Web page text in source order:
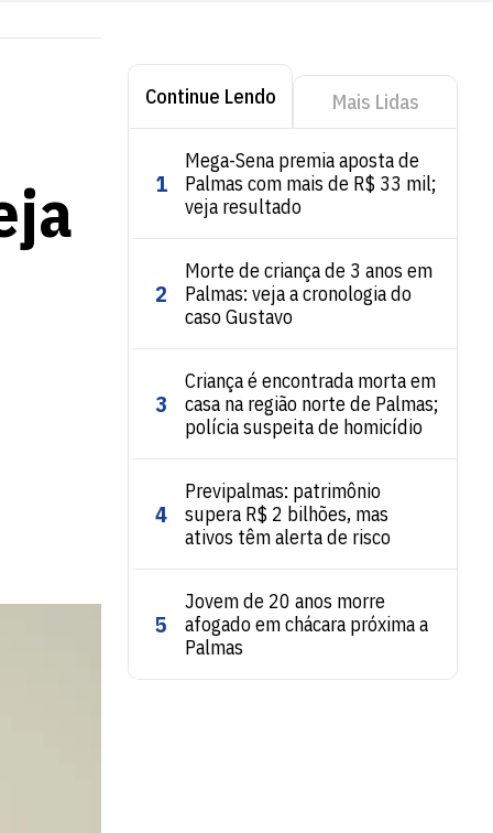
Continue Lendo Mais Lidas
1
Mega-Sena premia aposta de
Palmas com mais de R$ 33 mil;
veja resultado
2
Morte de criança de 3 anos em
Palmas: veja a cronologia do
caso Gustavo
3
Criança é encontrada morta em
casa na região norte de Palmas;
polícia suspeita de homicídio
4
Previpalmas: patrimônio
supera R$ 2 bilhões, mas
ativos têm alerta de risco
5
Jovem de 20 anos morre
afogado em chácara próxima a
Palmas